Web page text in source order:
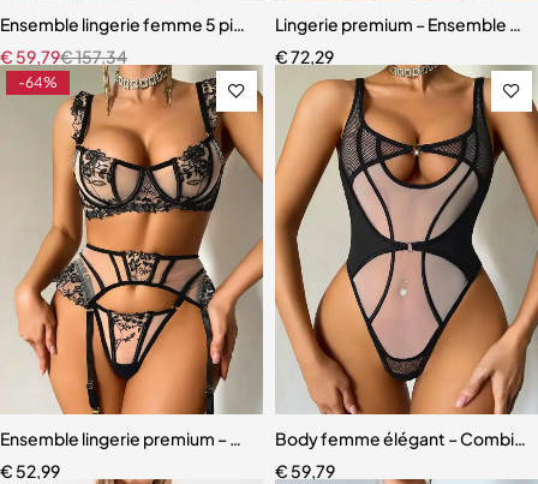
Ensemble lingerie femme 5 pièces – Dentelle ajourée avec bas
€157,34
€ 59,79
Lingerie premium – Ensemble
€72,29
-64%
Ensemble lingerie premium – Dentelle fine, maille légère et effet
€ 52,99
Body femme élégant –
€ 59,79